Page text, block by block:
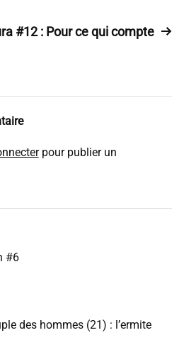
#12 : Pour ce qui compte
pour publier un
#6
des hommes (21) : l’ermite